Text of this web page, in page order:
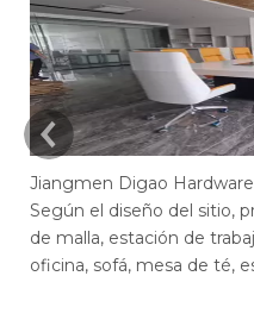
Según el diseño del sitio,
de malla, estación de
oficina, sofá, mesa de té,